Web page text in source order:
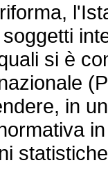
si è
in